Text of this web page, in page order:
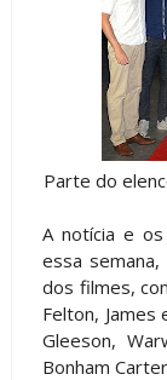
Parte do
A notícia e
essa
dos filmes,
Felton, James
Gleeson,
Bonham